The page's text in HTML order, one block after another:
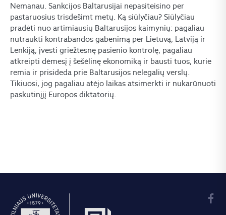
Nemanau. Sankcijos Baltarusijai nepasiteisino per
pastaruosius trisdešimt metų. Ką siūlyčiau? Siūlyčiau
pradėti nuo artimiausių Baltarusijos kaimynių: pagaliau
nutraukti kontrabandos gabenimą per Lietuvą, Latviją ir
Lenkiją, įvesti griežtesnę pasienio kontrolę, pagaliau
atkreipti dėmesį į šešėlinę ekonomiką ir bausti tuos, kurie
remia ir prisideda prie Baltarusijos nelegalių verslų.
Tikiuosi, jog pagaliau atėjo laikas atsimerkti ir nukarūnuoti
paskutinįjį Europos diktatorių.